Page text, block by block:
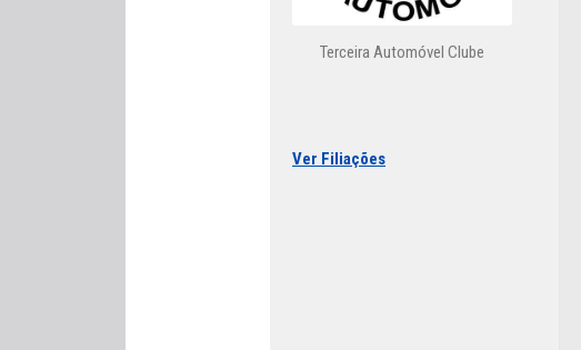
Terceira Automóvel Clube
Ver Filiações